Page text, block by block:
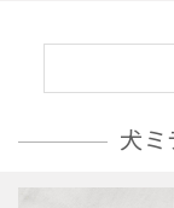
犬ミ